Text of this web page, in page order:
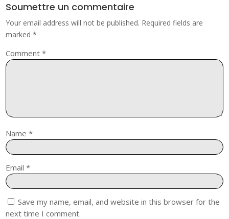
Soumettre un commentaire
Your email address will not be published. Required fields are
marked*
Comment*
Name*
Email*
Save my name, email, and website in this browser for the
next time I comment.